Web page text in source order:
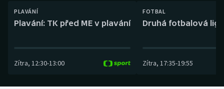
Curling
Florbal
PLAVÁNÍ
Plavání: TK před ME v plavání
Zítra, 12:30-13:00
FOTBAL
Druhá fotbalová
Zítra, 17:35-19:55